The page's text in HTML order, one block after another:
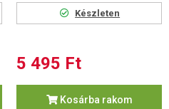
Készleten
5 495 Ft
Kosárba rakom